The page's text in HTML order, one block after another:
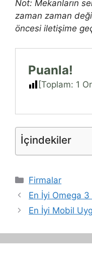
Not: Mekanların
zaman zaman
öncesi iletişime
Puanla!
[Toplam: 1
İçindekiler
Kategoriler
Firmalar
En İyi Omega
En İyi Mobil